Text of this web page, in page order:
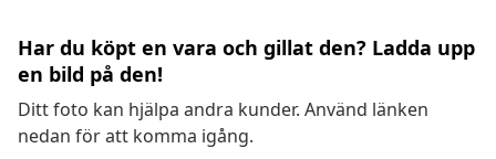
Har du köpt en vara och gillat den? Ladda upp
en bild på den!
Ditt foto kan hjälpa andra kunder. Använd länken
nedan för att komma igång.